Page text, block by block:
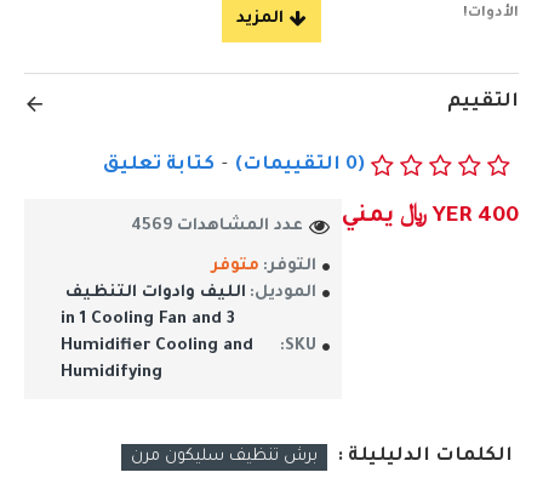
الأدوات!
**مرن كالسحر!**
تقطيع البيتزا الهشة – ينظف ويقلب ويُقدم بلمسة واحدة ناعمة!
### لماذا يُعتبر "نجم التنظيف"؟
- لا يعلق به الزيت أو بقايا الطعام الصعبة (مثل العسل أو
- يكفي **مسحه بإسفنجة رطبة** في ثوانٍ!
تلقائيًا).
التقييم
(0 التقييمات) - كتابة تعليق
YER 400 ﷼ يمني
التوفر: متوفر
الموديل: الليف وادوات التنظيف
SKU:
3 in 1 Cooling Fan and
Humidifier Cooling and
Humidifying
عدد المشاهدات 4569
الكلمات الدليليلة : برش تنظيف سليكون مرن